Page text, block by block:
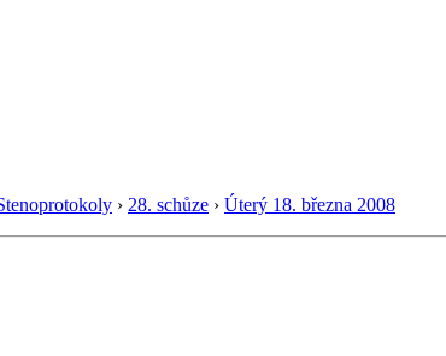
› 28. schůze › Úterý 18. března 2008